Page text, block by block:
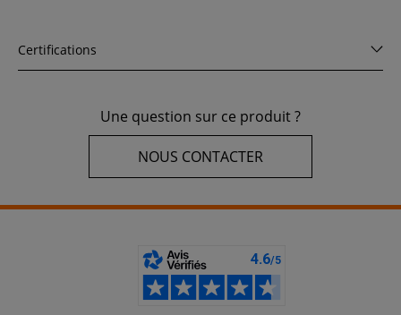
Certifications
Une question sur ce produit ?
NOUS CONTACTER